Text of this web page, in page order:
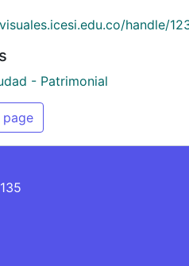
handle/
- Patrimonial
page